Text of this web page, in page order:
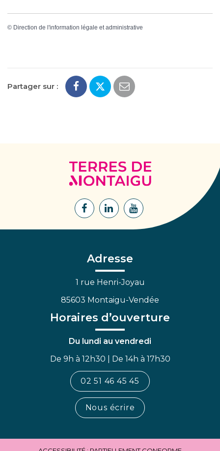
© Direction de l'information légale et administrative
Partager sur :
Terres
de
Montaigu
Lien
Facebook
Lien
Lien
Adresse
1 rue Henri-Joyau
85603 Montaigu-Vendée
Horaires d’ouverture
Du lundi au vendredi
De 9h à 12h30 | De 14h à 17h30
02 51 46 45 45
Nous écrire